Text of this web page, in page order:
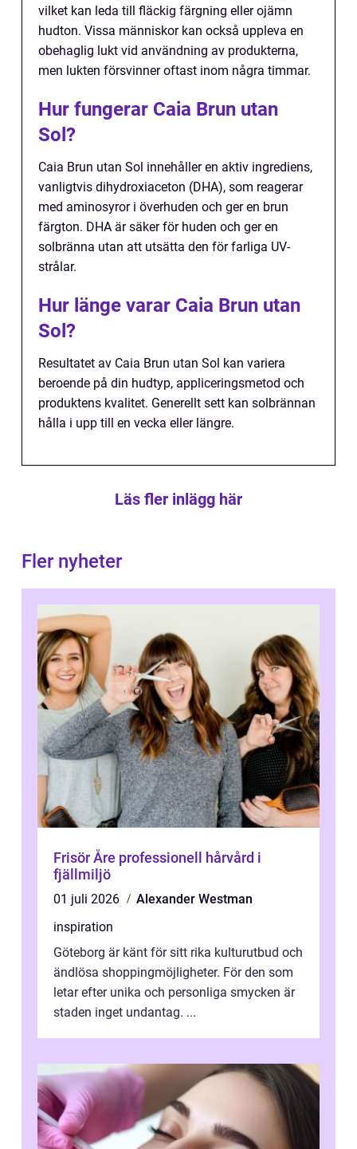
vilket kan leda till fläckig färgning eller ojämn
hudton. Vissa människor kan också uppleva en
obehaglig lukt vid användning av produkterna,
men lukten försvinner oftast inom några timmar.
Hur fungerar Caia Brun utan
Sol?
Caia Brun utan Sol innehåller en aktiv ingrediens,
vanligtvis dihydroxiaceton (DHA), som reagerar
med aminosyror i överhuden och ger en brun
färgton. DHA är säker för huden och ger en
solbränna utan att utsätta den för farliga UV-
strålar.
Hur länge varar Caia Brun utan
Sol?
Resultatet av Caia Brun utan Sol kan variera
beroende på din hudtyp, appliceringsmetod och
produktens kvalitet. Generellt sett kan solbrännan
hålla i upp till en vecka eller längre.
Läs fler inlägg här
Fler nyheter
Frisör Åre professionell hårvård i
fjällmiljö
01 juli 2026
Alexander Westman
inspiration
Göteborg är känt för sitt rika kulturutbud och
ändlösa shoppingmöjligheter. För den som
letar efter unika och personliga smycken är
staden inget undantag. ...